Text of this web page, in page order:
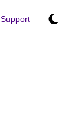
Support